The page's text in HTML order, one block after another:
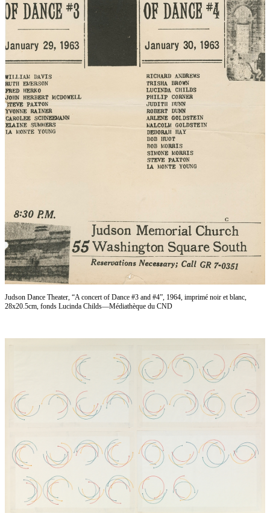
Judson Dance Theater, “A concert of Dance #3 and #4”, 1964, imprimé noir et blanc,
28x20.5cm, fonds Lucinda Childs—Médiathèque du CND